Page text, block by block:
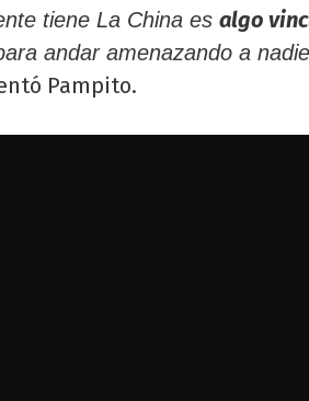
tiene La China es algo
andar amenazando a
Pampito.